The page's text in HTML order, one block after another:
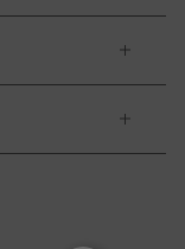
げで
。